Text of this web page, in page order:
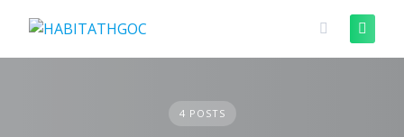
content
4 POSTS